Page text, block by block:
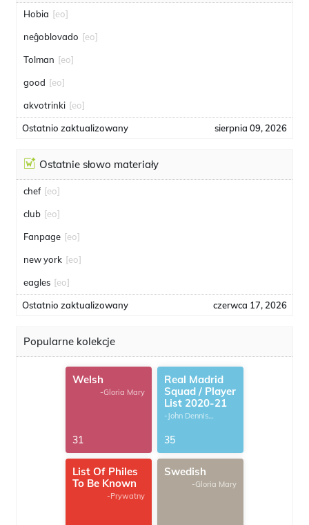
Hobia [eo]
neĝoblovado [eo]
Tolman [eo]
good [eo]
akvotrinki [eo]
Ostatnio zaktualizowany sierpnia 09, 2026
Ostatnie słowo materiały
chef [eo]
club [eo]
Fanpage [eo]
new york [eo]
eagles [eo]
Ostatnio zaktualizowany czerwca 17, 2026
Popularne kolekcje
Welsh
-Gloria Mary
31
Real Madrid
Squad / Player
List 2020-21
-John Dennis
35
List Of Philes
To Be Known
-Prywatny
Swedish
-Gloria Mary